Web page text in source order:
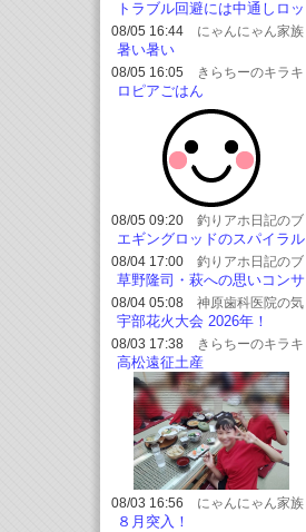
ログ
トラブル回避には中通しロッ
ドを
08/05 16:44 にゃんにゃん家族
暑い暑い
08/05 16:05
きらちーのキラキ
ラブログ
ロピアごはん
08/05 09:20 釣りアホ日記のブ
ログ
エギングロッドのスパイラル
仕様について
08/04 17:00 釣りアホ日記のブ
ログ
草野隆司・萩への思いコンサ
ート開催
08/04 05:08 神原歯科医院の気
まぐれ日記！
宇部花火大会 2026年！
08/03 17:38
きらちーのキラキ
ラブログ
高松遠征土産
08/03 16:56 にゃんにゃん家族
８月突入！